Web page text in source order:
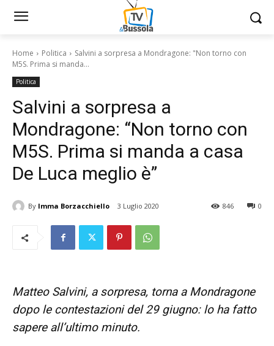
Home Politica
Salvini a sorpresa a Mondragone: "Non torno con
M5S. Prima si manda...
Politica
Salvini a sorpresa a
Mondragone: “Non torno con
M5S. Prima si manda a casa
De Luca meglio è”
By Imma Borzacchiello 3 Luglio 2020 0
846
Matteo Salvini, a sorpresa, torna a Mondragone
dopo le contestazioni del 29 giugno: lo ha fatto
sapere all’ultimo minuto.